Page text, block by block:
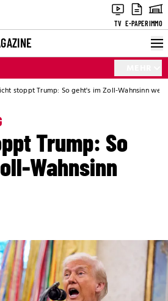
TV E-PAPERIMMO
stoppt Trump: So geht's im Zoll-Wahnsinn
Trump: So
Wahnsinn